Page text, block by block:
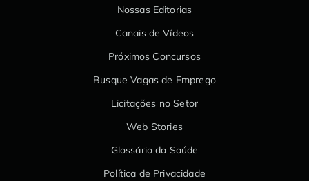
Nossas Editorias
Canais de Vídeos
Próximos Concursos
Busque Vagas de Emprego
Licitações no Setor
Web Stories
Glossário da Saúde
Política de Privacidade